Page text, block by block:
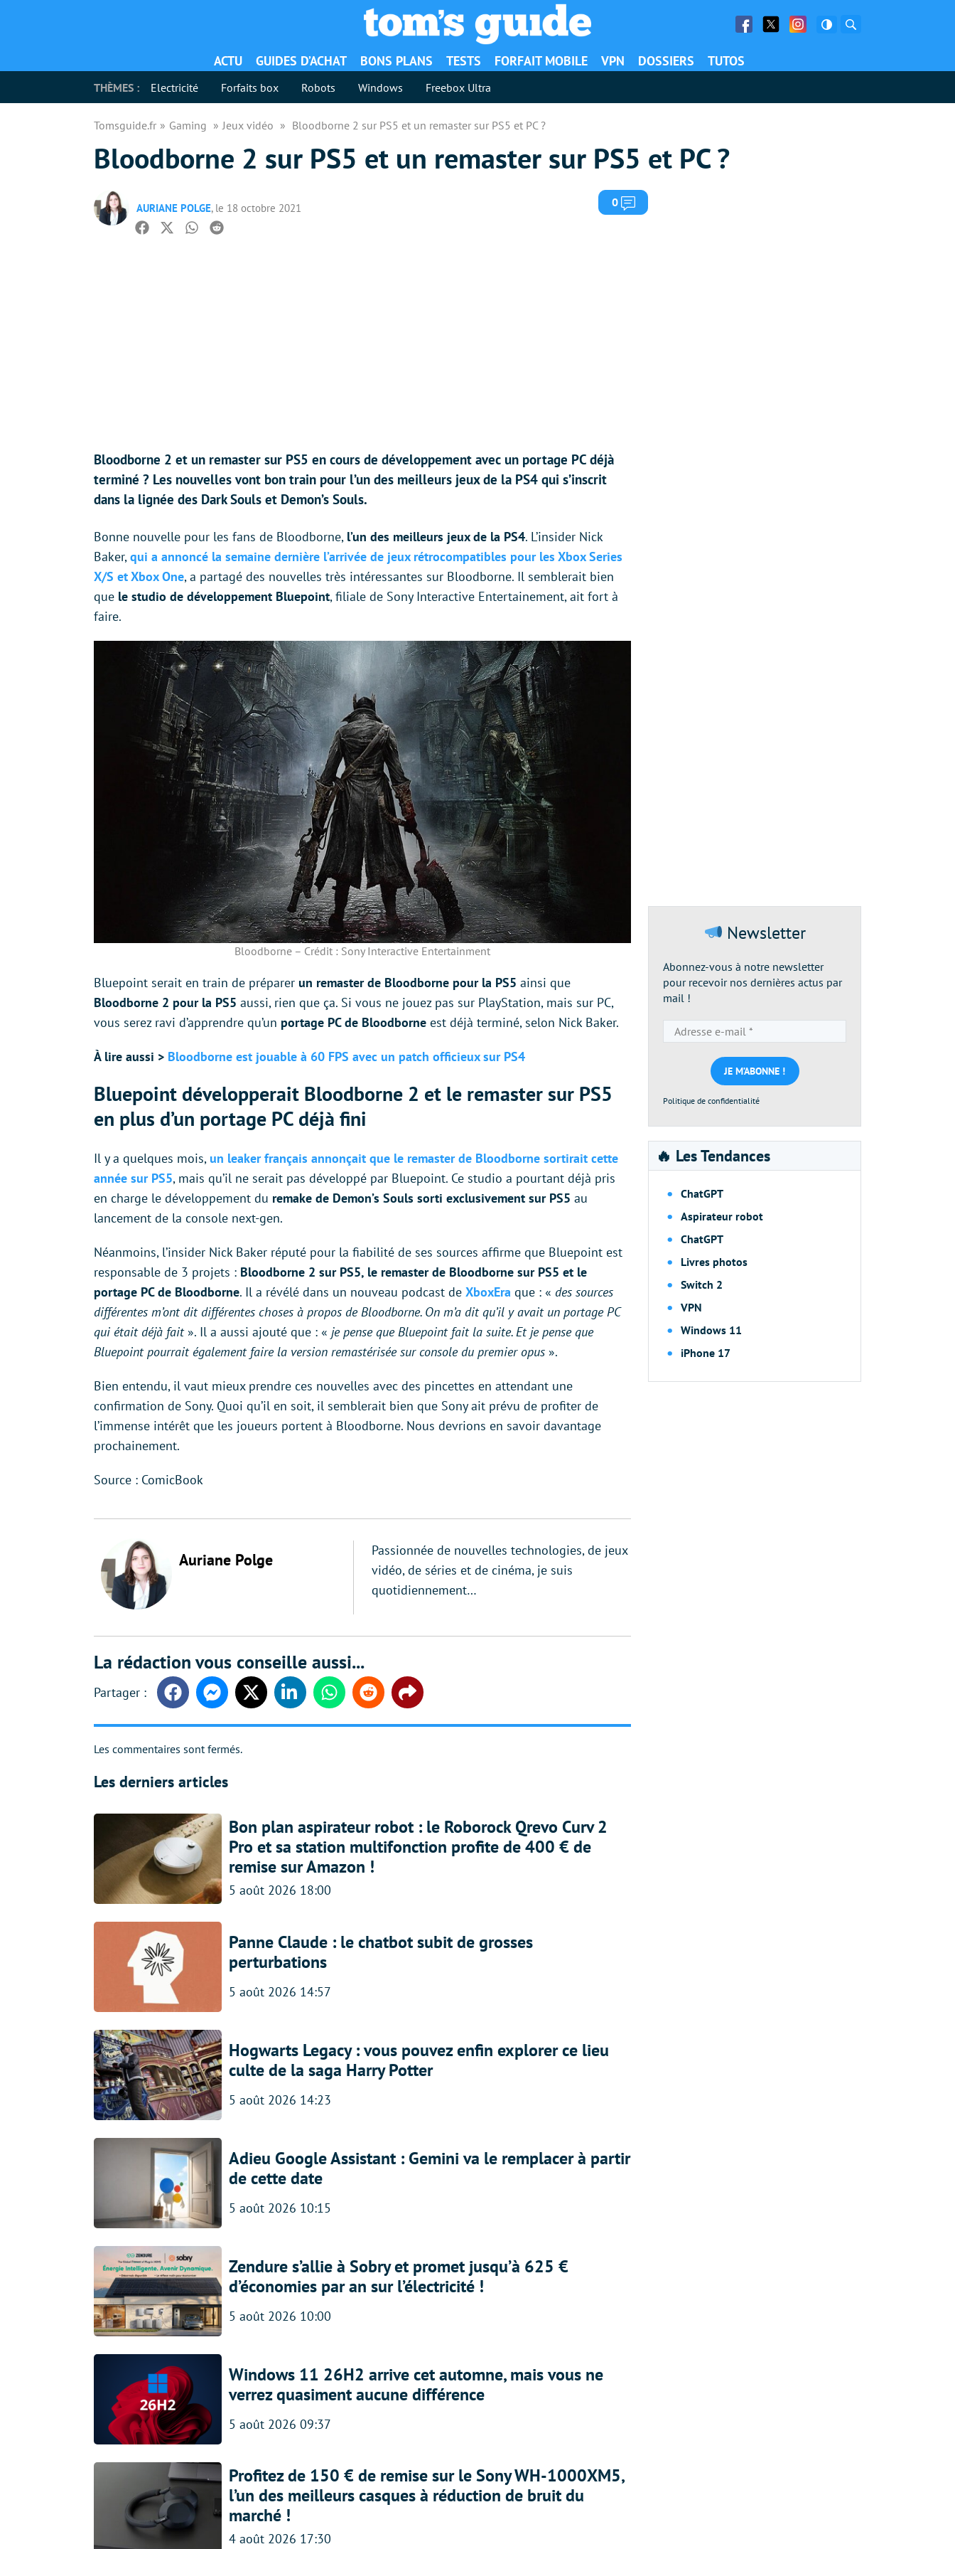
Facebook
Twitter Facebook
ACTU GUIDES D’ACHAT BONS PLANS TESTS FORFAIT MOBILE VPN DOSSIERS TUTOS
THÈMES : Electricité Forfaits box Robots Windows Freebox Ultra
Tomsguide.fr Gaming Jeux vidéo Bloodborne 2 sur PS5 et un remaster sur PS5 et PC ?
Bloodborne 2 sur PS5 et un remaster sur PS5 et PC ?
AURIANE POLGE, le 18 octobre 2021 0 Commentaires
Facebook
TwitterWhatsapp
Reddit
Bloodborne 2 et un remaster sur PS5 en cours de développement avec un portage PC déjà
terminé ? Les nouvelles vont bon train pour l’un des meilleurs jeux de la PS4 qui s’inscrit
dans la lignée des Dark Souls et Demon’s Souls.
Bonne nouvelle pour les fans de Bloodborne, l’un des meilleurs jeux de la PS4. L’insider Nick
Baker,qui a annoncé la semaine dernière l’arrivée de jeux rétrocompatibles pour les Xbox Series
X/S et Xbox One, a partagé des nouvelles très intéressantes sur Bloodborne. Il semblerait bien
que le studio de développement Bluepoint, filiale de Sony Interactive Entertainement, ait fort à
faire.
Bloodborne – Crédit : Sony Interactive Entertainment
Bluepoint serait en train de préparer un remaster de Bloodborne pour la PS5 ainsi que
Bloodborne 2 pour la PS5 aussi, rien que ça. Si vous ne jouez pas sur PlayStation, mais sur PC,
vous serez ravi d’apprendre qu’un portage PC de Bloodborne est déjà terminé, selon Nick Baker.
À lire aussi > Bloodborne est jouable à 60 FPS avec un patch officieux sur PS4
Bluepoint développerait Bloodborne 2 et le remaster sur PS5
en plus d’un portage PC déjà fini
Il y a quelques mois, un leaker français annonçait que le remaster de Bloodborne sortirait cette
année sur PS5, mais qu’il ne serait pas développé par Bluepoint. Ce studio a pourtant déjà pris
en charge le développement du remake de Demon’s Souls sorti exclusivement sur PS5 au
lancement de la console next-gen.
Néanmoins, l’insider Nick Baker réputé pour la fiabilité de ses sources affirme que Bluepoint est
responsable de 3 projets : Bloodborne 2 sur PS5, le remaster de Bloodborne sur PS5 et le
portage PC de Bloodborne. Il a révélé dans un nouveau podcast de XboxEra que : « des sources
différentes m’ont dit différentes choses à propos de Bloodborne. On m’a dit qu’il y avait un portage PC
qui était déjà fait». Il a aussi ajouté que : « je pense que Bluepoint fait la suite. Et je pense que
Bluepoint pourrait également faire la version remastérisée sur console du premier opus ».
Bien entendu, il vaut mieux prendre ces nouvelles avec des pincettes en attendant une
confirmation de Sony. Quoi qu’il en soit, il semblerait bien que Sony ait prévu de profiter de
l’immense intérêt que les joueurs portent à Bloodborne. Nous devrions en savoir davantage
prochainement.
Source : ComicBook
Auriane Polge
Passionnée de nouvelles technologies, de jeux
vidéo, de séries et de cinéma, je suis
quotidiennement…
La rédaction vous conseille aussi...
FacebookMessengerTwitter LinkedinWhatsappReddit Share
Les commentaires sont fermés.
Les derniers articles
Bon plan aspirateur robot : le Roborock Qrevo Curv 2
Pro et sa station multifonction profite de 400 € de
remise sur Amazon !
5 août 2026 18:00
Panne Claude : le chatbot subit de grosses
perturbations
5 août 2026 14:57
Hogwarts Legacy : vous pouvez enfin explorer ce lieu
culte de la saga Harry Potter
5 août 2026 14:23
Adieu Google Assistant : Gemini va le remplacer à partir
de cette date
5 août 2026 10:15
Zendure s’allie à Sobry et promet jusqu’à 625 €
d’économies par an sur l’électricité !
5 août 2026 10:00
Windows 11 26H2 arrive cet automne, mais vous ne
verrez quasiment aucune différence
5 août 2026 09:37
Profitez de 150 € de remise sur le Sony WH-1000XM5,
l’un des meilleurs casques à réduction de bruit du
marché !
4 août 2026 17:30
Newsletter
Abonnez-vous à notre newsletter
pour recevoir nos dernières actus par
mail !
e-
mail
*
Politique de confidentialité
🔥 Les Tendances
ChatGPT
Aspirateur robot
ChatGPT
Livres photos
Switch 2
VPN
Windows 11
iPhone 17